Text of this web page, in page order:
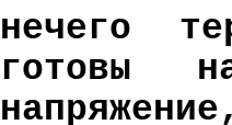
нечего
готовы